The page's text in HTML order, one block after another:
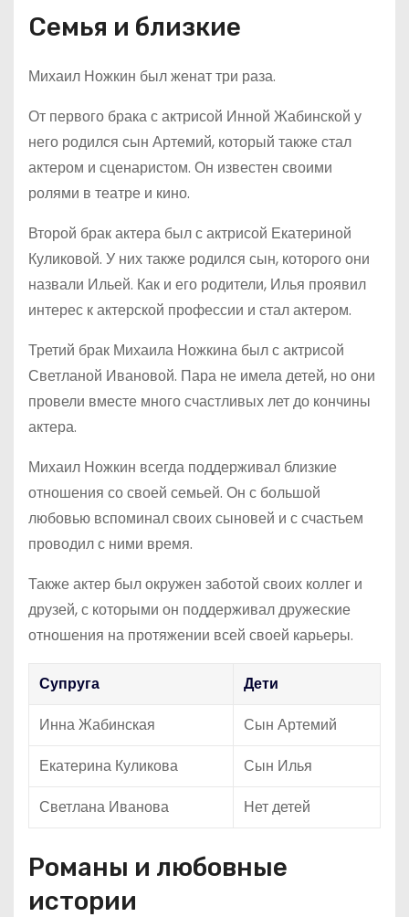
Семья и близкие
Михаил Ножкин был женат три раза.
От первого брака с актрисой Инной Жабинской у
него родился сын Артемий, который также стал
актером и сценаристом. Он известен своими
ролями в театре и кино.
Второй брак актера был с актрисой Екатериной
Куликовой. У них также родился сын, которого они
назвали Ильей. Как и его родители, Илья проявил
интерес к актерской профессии и стал актером.
Третий брак Михаила Ножкина был с актрисой
Светланой Ивановой. Пара не имела детей, но они
провели вместе много счастливых лет до кончины
актера.
Михаил Ножкин всегда поддерживал близкие
отношения со своей семьей. Он с большой
любовью вспоминал своих сыновей и с счастьем
проводил с ними время.
Также актер был окружен заботой своих коллег и
друзей, с которыми он поддерживал дружеские
отношения на протяжении всей своей карьеры.
Супруга
Дети
Инна Жабинская
Сын Артемий
Екатерина Куликова
Сын Илья
Светлана Иванова
Нет детей
Романы и любовные
истории